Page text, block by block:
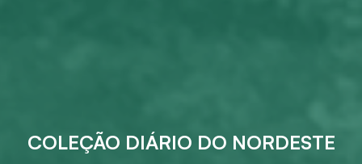
COLEÇÃO DIÁRIO DO NORDESTE